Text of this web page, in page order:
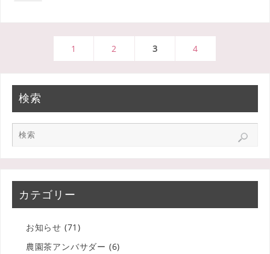
1 2 3 4
検索
カテゴリー
お知らせ (71)
農園茶アンバサダー (6)